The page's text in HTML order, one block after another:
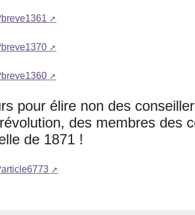
pour élire non des
des membres des
de 1871 !